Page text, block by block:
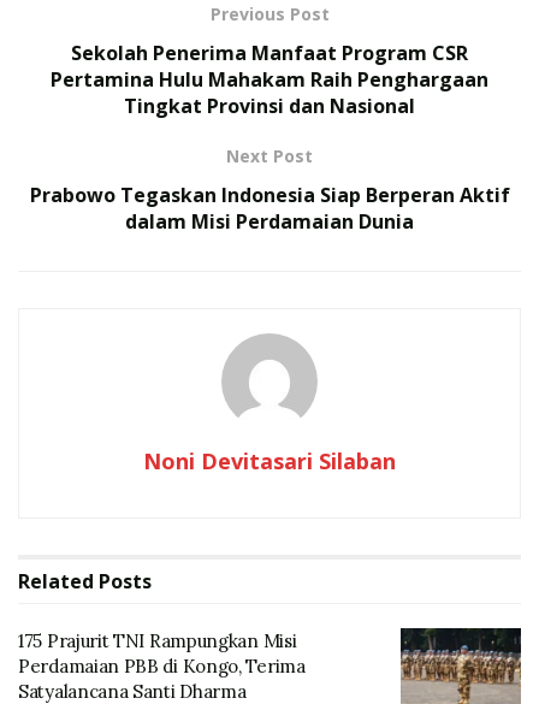
dilakukan berdasarkan kinerja keuangan, tata kelola,
dan strategi keberlanjutan yang terbukti memberikan
dampak positif.
175 Prajurit TNI Rampungkan Misi Perdamaian PBB di
Kongo, Terima Satyalancana Santi Dharma
Corporate Secretary PGN, Fajriyah Usman,
menyampaikan apresiasi kepada seluruh perwira PGN
Previous Post
Sekolah Penerima Manfaat Program CSR
Pertamina Hulu Mahakam Raih Penghargaan
Tingkat Provinsi dan Nasional
Next Post
Prabowo Tegaskan Indonesia Siap Berperan Aktif
dalam Misi Perdamaian Dunia
Noni Devitasari Silaban
Related Posts
175 Prajurit TNI Rampungkan Misi
Perdamaian PBB di Kongo, Terima
Satyalancana Santi Dharma